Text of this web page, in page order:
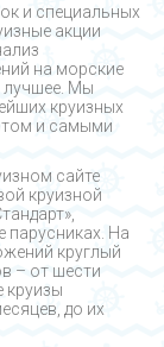
и специальных
акции
на морские
лучшее. Мы
круизных
и самыми
сайте
круизной
парусниках. На
круглый
– от шести
круизы
до их